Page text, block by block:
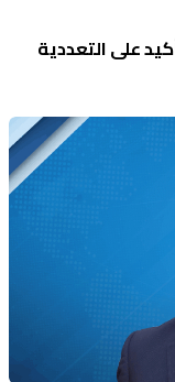
على التعددية